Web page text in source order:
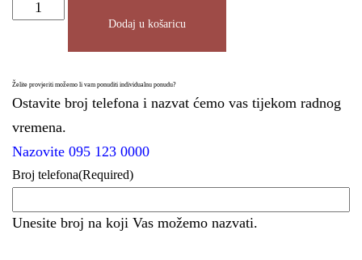
Dodaj u košaricu
Želite provjeriti možemo li vam ponuditi individualnu ponudu?
Ostavite broj telefona i nazvat ćemo vas tijekom radnog
vremena.
Nazovite 095 123 0000
Broj telefona(Required)
Unesite broj na koji Vas možemo nazvati.